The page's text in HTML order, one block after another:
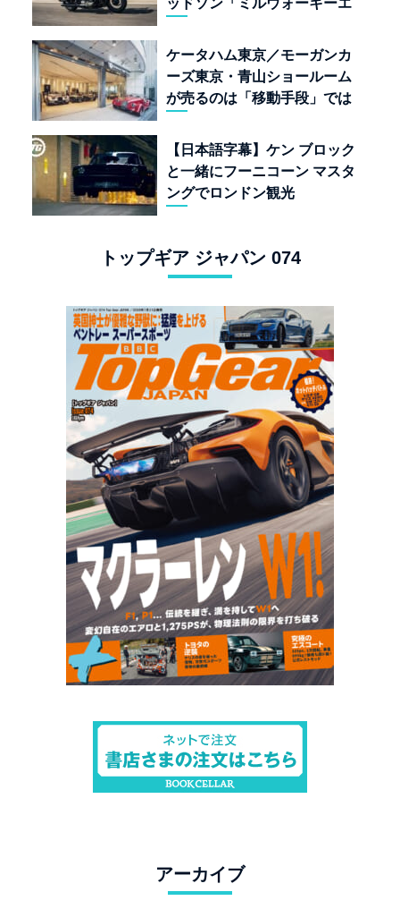
ッドソン「ミルウォーキーエ
ケータハム東京／モーガンカ
ーズ東京・青山ショールーム
が売るのは「移動手段」では
【日本語字幕】ケン ブロック
と一緒にフーニコーン マスタ
ングでロンドン観光
トップギア ジャパン 074
アーカイブ